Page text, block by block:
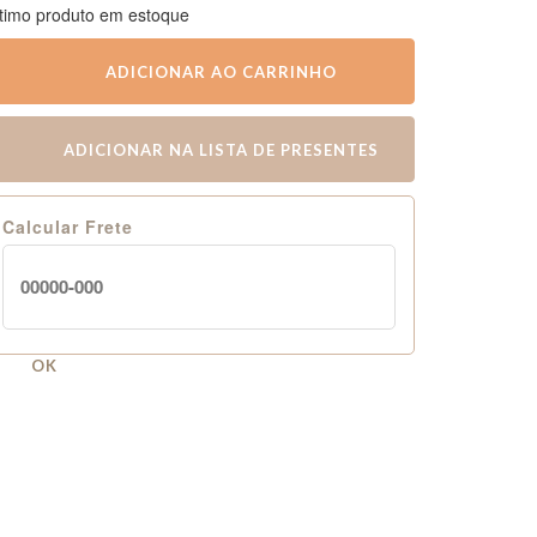
produto em estoque
ADICIONAR AO CARRINHO
ADICIONAR NA LISTA DE PRESENTES
Calcular Frete
OK